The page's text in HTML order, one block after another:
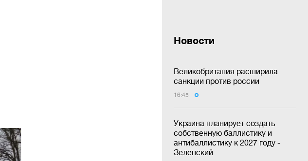
Новости
Великобритания расширила
санкции против россии
16:45
Украина планирует создать
собственную баллистику и
антибаллистику к 2027 году -
Зеленский